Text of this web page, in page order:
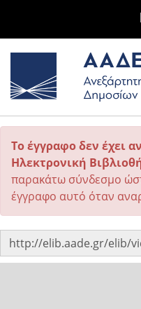
Το έγγραφο δεν έχει
Ηλεκτρονική
παρακάτω σύνδεσμο
έγγραφο αυτό όταν